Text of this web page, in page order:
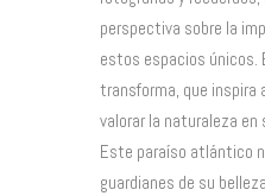
perspectiva sobre la
estos espacios únicos.
transforma, que inspira
valorar la naturaleza en
Este paraíso atlántico
guardianes de su